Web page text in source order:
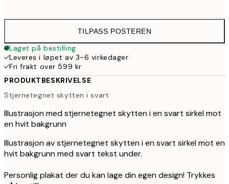
TILPASS POSTEREN
Laget på bestilling
Leveres i løpet av 3-6 virkedager
Fri frakt over 599 kr
PRODUKTBESKRIVELSE
Stjernetegnet skytten i svart
Illustrasjon med stjernetegnet skytten i en svart sirkel mot
en hvit bakgrunn
Illustrasjon av stjernetegnet skytten i en svart sirkel mot en
hvit bakgrunn med svart tekst under.
Personlig plakat der du kan lage din egen design! Trykkes